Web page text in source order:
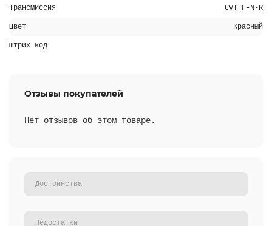
Трансмиссия CVT F-N-R
Цвет Красный
Штрих код
Отзывы покупателей
Нет отзывов об этом товаре.